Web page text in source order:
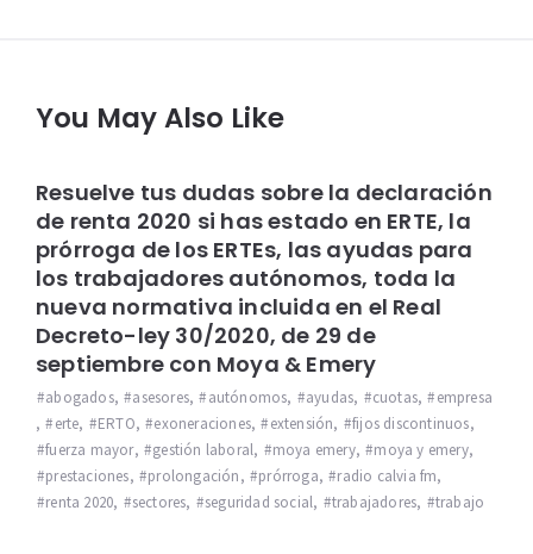
You May Also Like
Resuelve tus dudas sobre la declaración
de renta 2020 si has estado en ERTE, la
prórroga de los ERTEs, las ayudas para
los trabajadores autónomos, toda la
nueva normativa incluida en el Real
Decreto-ley 30/2020, de 29 de
septiembre con Moya & Emery
abogados, asesores, autónomos, ayudas, cuotas,
empresa
,
erte, ERTO, exoneraciones, extensión, fijos discontinuos,
fuerza mayor, gestión laboral, moya emery, moya y emery,
prestaciones, prolongación, prórroga, radio calvia fm,
renta 2020, sectores, seguridad social, trabajadores, trabajo